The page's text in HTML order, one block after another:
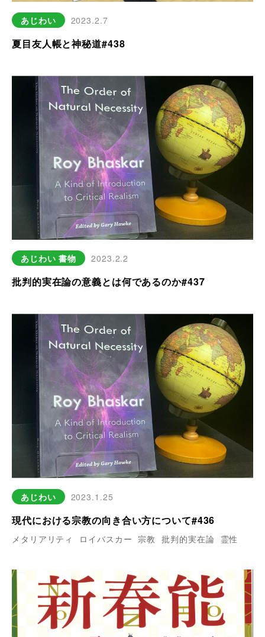
あじわい 2023.2.7
夏目友人帳と神秘道#438
あじわい 書物 2023.2.2
批判的実在論の意義とは何であるのか#437
あじわい 2023.1.25
現代における宗教の向き合い方について#436
メタリアリティ ロイバスカー 宗教 批判的実在論 霊性